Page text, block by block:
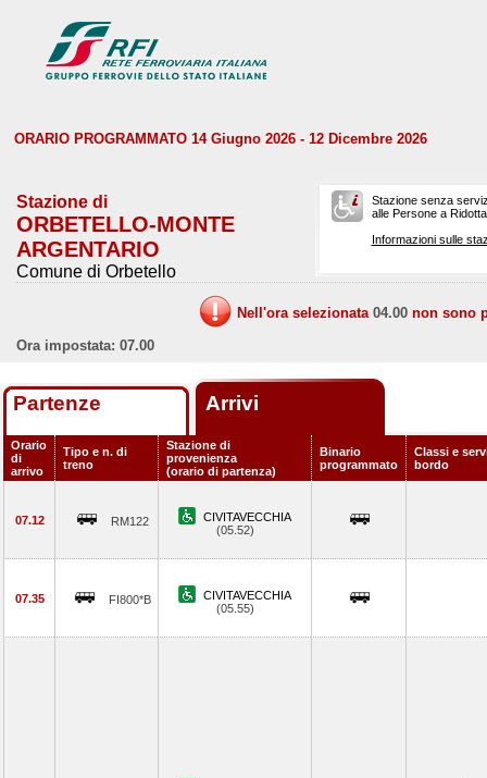
ORARIO PROGRAMMATO 14 Giugno 2026 - 12 Dicembre 2026
Stazione di
ORBETELLO-MONTE
ARGENTARIO
Comune di Orbetello
Stazione senza
alle Persone a
Informazioni sulle
Nell'ora selezionata 04.00 non sono
Ora impostata: 07.00
Partenze Arrivi
Orario
di
arrivo
Tipo e n. di
treno
Stazione di
provenienza
(orario di partenza)
Binario
programmato
Classi e
bordo
07.12 RM122
CIVITAVECCHIA
(05.52)
07.35 FI800*B
CIVITAVECCHIA
(05.55)